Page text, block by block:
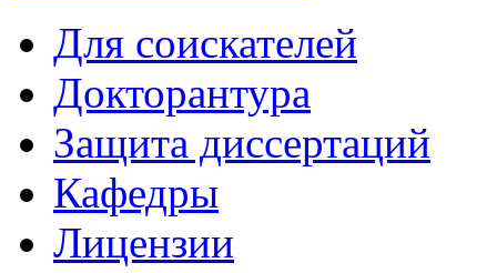
Для соискателей
Докторантура
Защита диссертаций
Кафедры
Лицензии